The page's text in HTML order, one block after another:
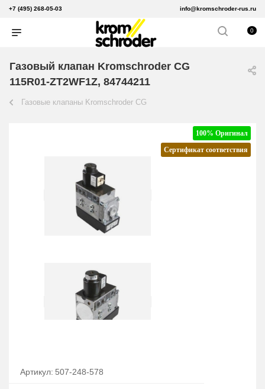
+7 (495) 268-05-03 info@kromschroder-rus.ru
0
Газовый клапан Kromschroder CG
115R01-ZT2WF1Z, 84744211
Газовые клапаны Kromschroder CG
100% Оригинал
Сертификат соответствия
Артикул: 507-248-578